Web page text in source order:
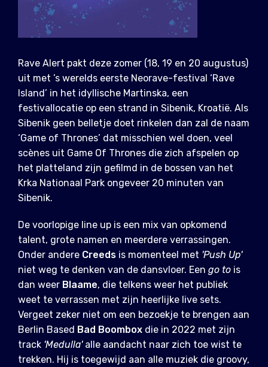
Rave Alert pakt deze zomer (18, 19 en 20 augustus)
uit met ’s werelds eerste Neorave-festival ‘Rave
Island’ in het idyllische Martinska, een
festivallocatie op een strand in Sibenik, Kroatië. Als
Sibenik geen belletje doet rinkelen dan zal de naam
‘Game of Thrones’ dat misschien wel doen, veel
scènes uit Game Of Thrones die zich afspelen op
het platteland zijn gefilmd in de bossen van het
Krka Nationaal Park ongeveer 20 minuten van
Sibenik.
De voorlopige line up is een mix van opkomend
talent, grote namen en meerdere verrassingen.
Onder andere Creeds is momenteel met 'Push Up'
niet weg te denken van de dansvloer. Een go to is
dan weer Blaame, die telkens weer het publiek
weet te verrassen met zijn heerlijke live sets.
Vergeet zeker niet om een bezoekje te brengen aan
Berlin Based Bad Boombox die in 2022 met zijn
track 'Medulla'alle aandacht naar zich toe wist te
trekken. Hij is toegewijd aan alle muziek die groovy,